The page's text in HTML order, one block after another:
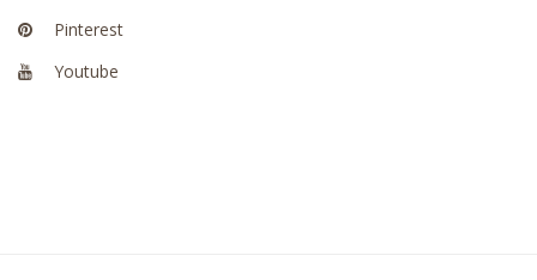
Pinterest
Youtube